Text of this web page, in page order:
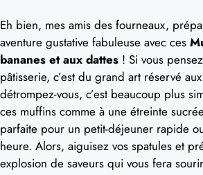
Eh bien, mes amis des fourneaux,
aventure gustative fabuleuse avec ces
bananes et aux dattes ! Si vous
pâtisserie, c’est du grand art réservé
détrompez-vous, c’est beaucoup plus
ces muffins comme à une étreinte
parfaite pour un petit-déjeuner rapide
heure. Alors, aiguisez vos spatules et
explosion de saveurs qui vous fera